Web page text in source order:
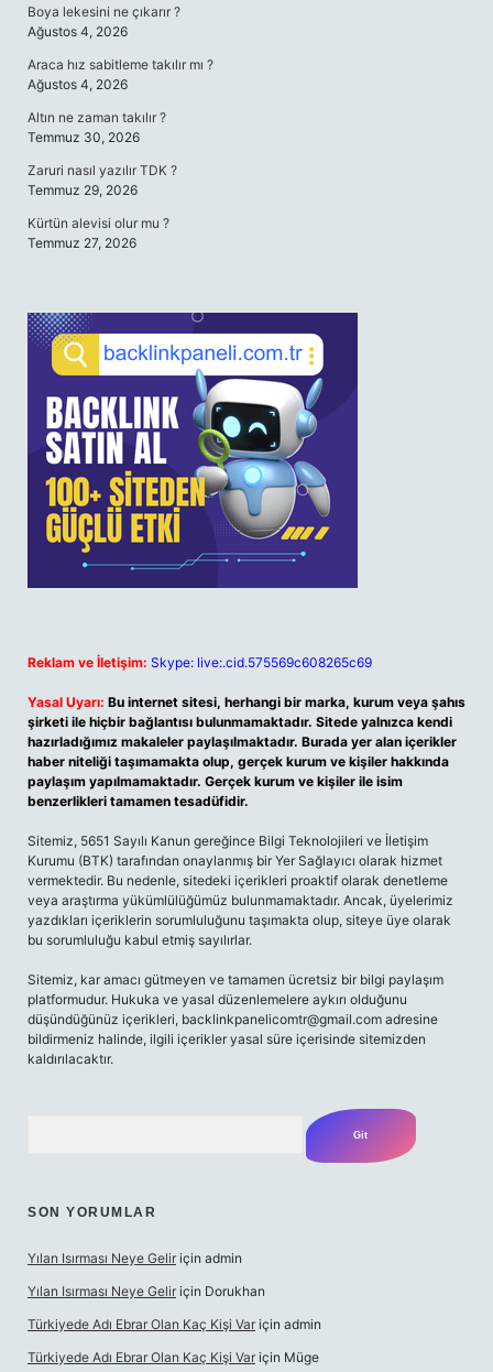
Boya lekesini ne çıkarır ?
Ağustos 4, 2026
Araca hız sabitleme takılır mı ?
Ağustos 4, 2026
Altın ne zaman takılır ?
Temmuz 30, 2026
Zaruri nasıl yazılır TDK ?
Temmuz 29, 2026
Kürtün alevisi olur mu ?
Temmuz 27, 2026
Reklam ve İletişim: Skype: live:.cid.575569c608265c69
Yasal Uyarı: Bu internet sitesi, herhangi bir marka, kurum veya şahıs
şirketi ile hiçbir bağlantısı bulunmamaktadır. Sitede yalnızca kendi
hazırladığımız makaleler paylaşılmaktadır. Burada yer alan içerikler
haber niteliği taşımamakta olup, gerçek kurum ve kişiler hakkında
paylaşım yapılmamaktadır. Gerçek kurum ve kişiler ile isim
benzerlikleri tamamen tesadüfidir.
Sitemiz, 5651 Sayılı Kanun gereğince Bilgi Teknolojileri ve İletişim
Kurumu (BTK) tarafından onaylanmış bir Yer Sağlayıcı olarak hizmet
vermektedir. Bu nedenle, sitedeki içerikleri proaktif olarak denetleme
veya araştırma yükümlülüğümüz bulunmamaktadır. Ancak, üyelerimiz
yazdıkları içeriklerin sorumluluğunu taşımakta olup, siteye üye olarak
bu sorumluluğu kabul etmiş sayılırlar.
Sitemiz, kar amacı gütmeyen ve tamamen ücretsiz bir bilgi paylaşım
platformudur. Hukuka ve yasal düzenlemelere aykırı olduğunu
düşündüğünüz içerikleri, backlinkpanelicomtr@gmail.com adresine
bildirmeniz halinde, ilgili içerikler yasal süre içerisinde sitemizden
kaldırılacaktır.
SON YORUMLAR
Yılan Isırması Neye Gelir için admin
Yılan Isırması Neye Gelir için Dorukhan
Türkiyede Adı Ebrar Olan Kaç Kişi Var için admin
Türkiyede Adı Ebrar Olan Kaç Kişi Var için Müge